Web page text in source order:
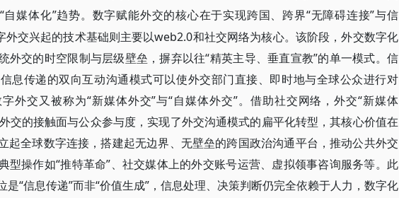
自媒体化”趋势。数字赋能外交的核心在于实现跨国、跨界“无障碍连接”与信
外交兴起的技术基础则主要以web2.0和社交网络为核心。该阶段，外交数字化
外交的时空限制与层级壁垒，摒弃以往“精英主导、垂直宣教”的单一模式。信
息传递的双向互动沟通模式可以使外交部门直接、即时地与全球公众进行对
外交又被称为“新媒体外交”与“自媒体外交”。借助社交网络，外交“新媒体
交的接触面与公众参与度，实现了外交沟通模式的扁平化转型，其核心价值在
起全球数字连接，搭建起无边界、无壁垒的跨国政治沟通平台，推动公共外交
型操作如“推特革命”、社交媒体上的外交账号运营、虚拟领事咨询服务等。此
是“信息传递”而非“价值生成”，信息处理、决策判断仍完全依赖于人力，数字化